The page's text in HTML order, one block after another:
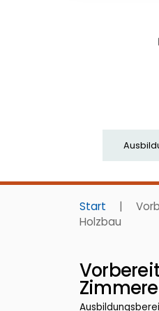
Start |
Holzbau